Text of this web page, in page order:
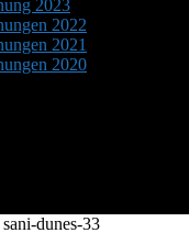
2023
2022
2021
2020
sani-dunes-33